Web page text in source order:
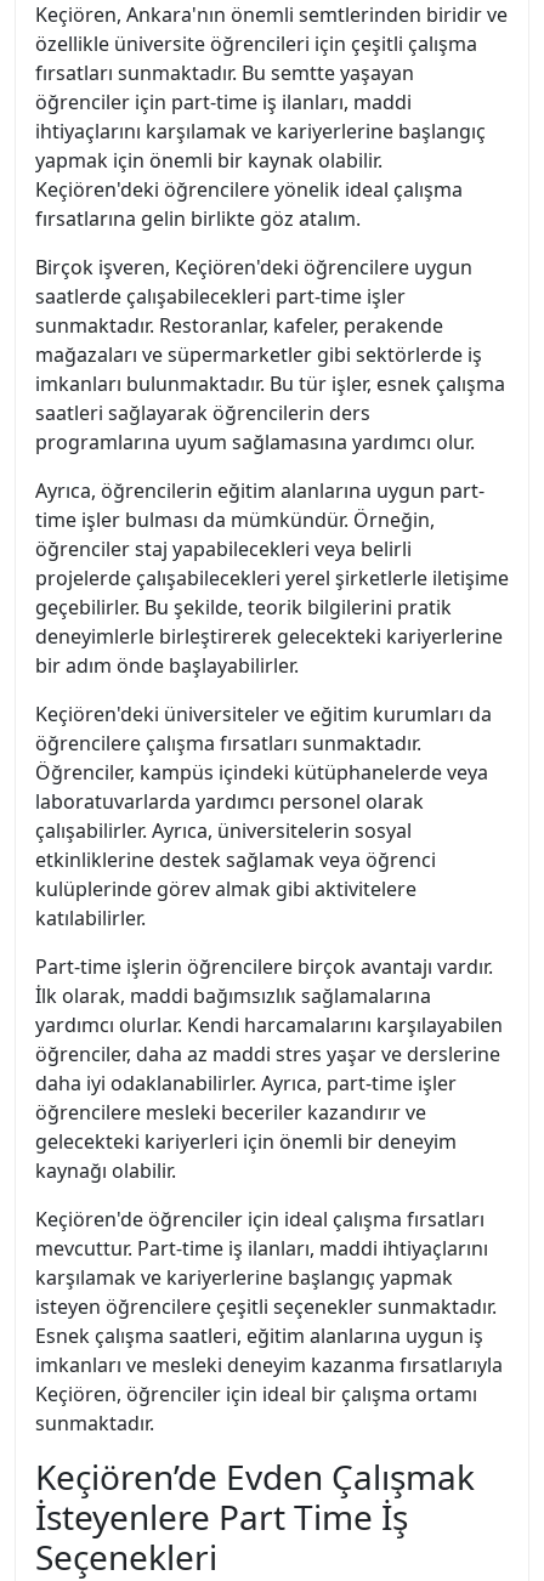
Keçiören, Ankara'nın önemli semtlerinden biridir ve
özellikle üniversite öğrencileri için çeşitli çalışma
fırsatları sunmaktadır. Bu semtte yaşayan
öğrenciler için part-time iş ilanları, maddi
ihtiyaçlarını karşılamak ve kariyerlerine başlangıç
yapmak için önemli bir kaynak olabilir.
Keçiören'deki öğrencilere yönelik ideal çalışma
fırsatlarına gelin birlikte göz atalım.
Birçok işveren, Keçiören'deki öğrencilere uygun
saatlerde çalışabilecekleri part-time işler
sunmaktadır. Restoranlar, kafeler, perakende
mağazaları ve süpermarketler gibi sektörlerde iş
imkanları bulunmaktadır. Bu tür işler, esnek çalışma
saatleri sağlayarak öğrencilerin ders
programlarına uyum sağlamasına yardımcı olur.
Ayrıca, öğrencilerin eğitim alanlarına uygun part-
time işler bulması da mümkündür. Örneğin,
öğrenciler staj yapabilecekleri veya belirli
projelerde çalışabilecekleri yerel şirketlerle iletişime
geçebilirler. Bu şekilde, teorik bilgilerini pratik
deneyimlerle birleştirerek gelecekteki kariyerlerine
bir adım önde başlayabilirler.
Keçiören'deki üniversiteler ve eğitim kurumları da
öğrencilere çalışma fırsatları sunmaktadır.
Öğrenciler, kampüs içindeki kütüphanelerde veya
laboratuvarlarda yardımcı personel olarak
çalışabilirler. Ayrıca, üniversitelerin sosyal
etkinliklerine destek sağlamak veya öğrenci
kulüplerinde görev almak gibi aktivitelere
katılabilirler.
Part-time işlerin öğrencilere birçok avantajı vardır.
İlk olarak, maddi bağımsızlık sağlamalarına
yardımcı olurlar. Kendi harcamalarını karşılayabilen
öğrenciler, daha az maddi stres yaşar ve derslerine
daha iyi odaklanabilirler. Ayrıca, part-time işler
öğrencilere mesleki beceriler kazandırır ve
gelecekteki kariyerleri için önemli bir deneyim
kaynağı olabilir.
Keçiören'de öğrenciler için ideal çalışma fırsatları
mevcuttur. Part-time iş ilanları, maddi ihtiyaçlarını
karşılamak ve kariyerlerine başlangıç yapmak
isteyen öğrencilere çeşitli seçenekler sunmaktadır.
Esnek çalışma saatleri, eğitim alanlarına uygun iş
imkanları ve mesleki deneyim kazanma fırsatlarıyla
Keçiören, öğrenciler için ideal bir çalışma ortamı
sunmaktadır.
Keçiören’de Evden Çalışmak
İsteyenlere Part Time İş
Seçenekleri